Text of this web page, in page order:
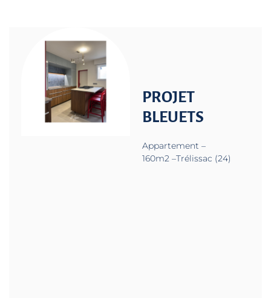
PROJET
BLEUETS
Appartement –
160m2 –Trélissac (24)